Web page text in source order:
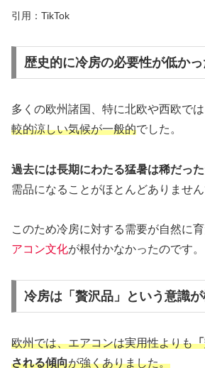
引用：TikTok
歴史的に冷房の必要性が低か
多くの欧州諸国、特に北欧や西欧では
較的涼しい気候が一般的でした。
過去には長期にわたる猛暑は稀だった
需品になることがほとんどありません
このため冷房に対する需要が自然に
アコン文化が根付かなかったのです。
冷房は「贅沢品」という意識
欧州では、エアコンは実用性よりも
される傾向が強くありました。